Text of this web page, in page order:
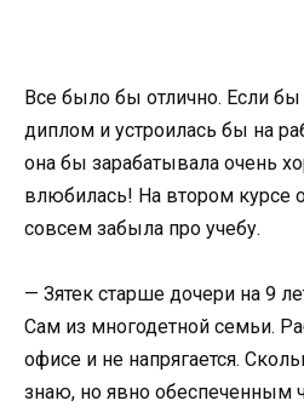
Все было бы отлично. Если бы
диплом и устроилась бы на
она бы зарабатывала очень
влюбилась! На втором курсе
совсем забыла про учебу.
— Зятек старше дочери на 9
Сам из многодетной семьи.
офисе и не напрягается.
знаю, но явно обеспеченным